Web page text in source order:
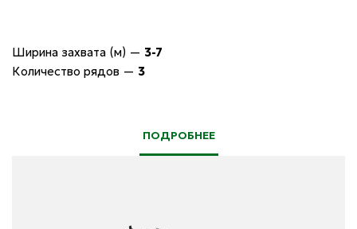
Ширина захвата (м) — 3-7
Количество рядов — 3
ПОДРОБНЕЕ